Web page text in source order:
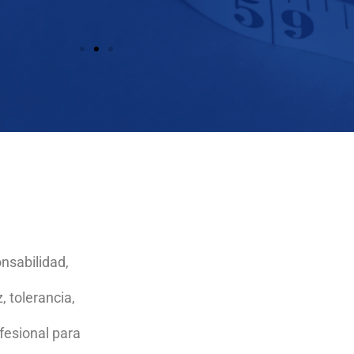
de conformidad a técnicas específicas en el ámbito
ambientes sociales profesionales de incertidumbre de
tolerancia,
para